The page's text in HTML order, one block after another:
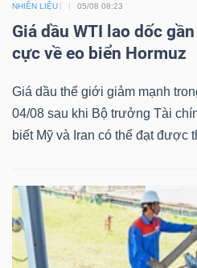
NHIÊN LIỆU 05/08 08:23
Giá dầu WTI lao dốc
cực về eo biển Hormuz
Giá dầu thế giới giảm mạnh
04/08 sau khi Bộ trưởng Tài
biết Mỹ và Iran có thể đạt được